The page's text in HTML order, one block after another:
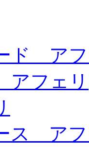
ド ア
フェリ
ス ア